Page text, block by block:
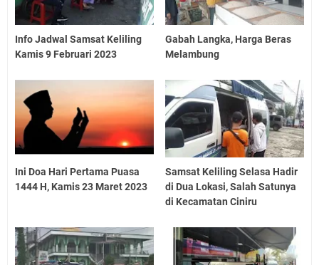
Info Jadwal Samsat Keliling
Kamis 9 Februari 2023
Gabah Langka, Harga Beras
Melambung
Ini Doa Hari Pertama Puasa
1444 H, Kamis 23 Maret 2023
Samsat Keliling Selasa Hadir
di Dua Lokasi, Salah Satunya
di Kecamatan Ciniru